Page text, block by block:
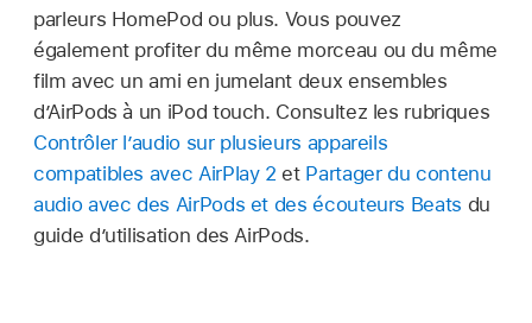
parleurs HomePod ou plus. Vous pouvez
également profiter du même morceau ou du même
film avec un ami en jumelant deux ensembles
d’AirPods à un iPod touch. Consultez les rubriques
Contrôler l’audio sur plusieurs appareils
compatibles avec AirPlay 2 et Partager du contenu
audio avec des AirPods et des écouteurs Beats du
guide d’utilisation des AirPods.